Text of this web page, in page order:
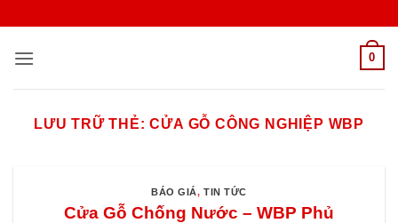
nội
0
LƯU TRỮ THẺ:CỬA GỖ CÔNG NGHIỆP WBP
BÁO GIÁ,TIN TỨC
Cửa Gỗ Chống Nước – WBP Phủ